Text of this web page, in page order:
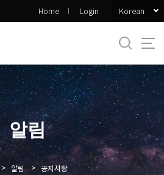
Home Login Korean
알림
> 알림 > 공지사항